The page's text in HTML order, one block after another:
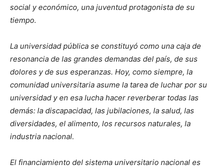
social y económico, una juventud protagonista de su
tiempo.
La universidad pública se constituyó como una caja de
resonancia de las grandes demandas del país, de sus
dolores y de sus esperanzas. Hoy, como siempre, la
comunidad universitaria asume la tarea de luchar por su
universidad y en esa lucha hacer reverberar todas las
demás: la discapacidad, las jubilaciones, la salud, las
diversidades, el alimento, los recursos naturales, la
industria nacional.
El financiamiento del sistema universitario nacional es